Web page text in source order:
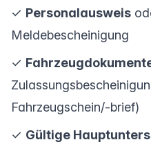
✓ Personalausweis
Meldebescheinigung
✓
Fahrzeugschein/-brief)
✓ Gültige